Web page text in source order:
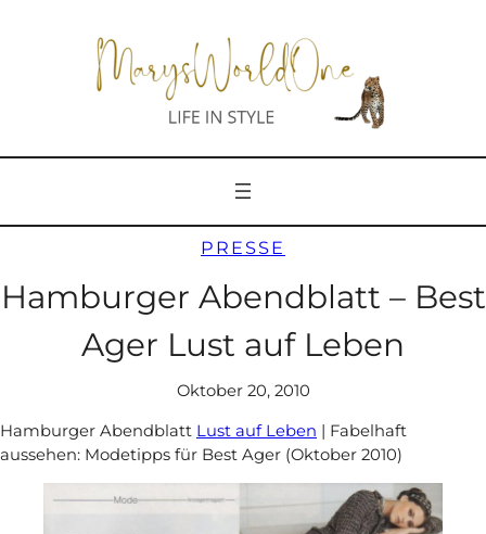
PRESSE
Hamburger Abendblatt – Best
Ager Lust auf Leben
Oktober 20, 2010
Hamburger Abendblatt Lust auf Leben | Fabelhaft
aussehen: Modetipps für Best Ager (Oktober 2010)